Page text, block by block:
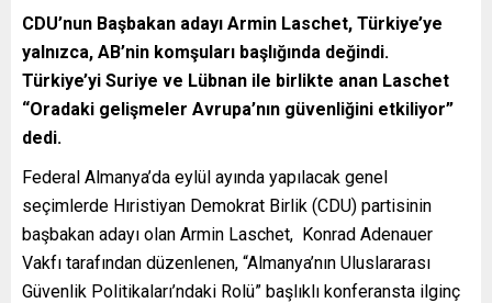
CDU’nun Başbakan adayı Armin Laschet, Türkiye’ye
yalnızca, AB’nin komşuları başlığında değindi.
Türkiye’yi Suriye ve Lübnan ile birlikte anan Laschet
“Oradaki gelişmeler Avrupa’nın güvenliğini etkiliyor”
dedi.
Federal Almanya’da eylül ayında yapılacak genel
seçimlerde Hıristiyan Demokrat Birlik (CDU) partisinin
başbakan adayı olan Armin Laschet, Konrad Adenauer
Vakfı tarafından düzenlenen, “Almanya’nın Uluslararası
Güvenlik Politikaları’ndaki Rolü” başlıklı konferansta ilginç